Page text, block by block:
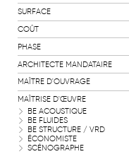
SURFACE
COÛT
PHASE
ARCHITECTE MANDATAIRE
MAÎTRE D'OUVRAGE
MAÎTRISE D'ŒUVRE
BE ACOUSTIQUE
BE FLUIDES
BE STRUCTURE / VRD
ÉCONOMISTE
SCÉNOGRAPHE